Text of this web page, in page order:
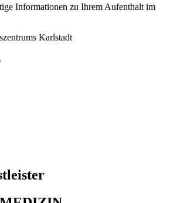
Informationen zu Ihrem Aufenthalt im
Karlstadt